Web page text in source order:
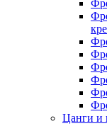
Цанги и